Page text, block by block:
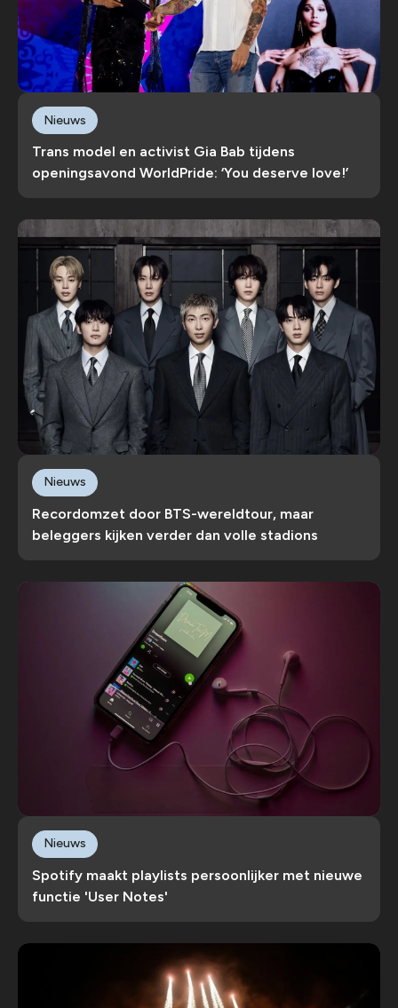
Trans model en activist Gia Bab tijdens
openingsavond WorldPride: ‘You deserve love!’
Nieuws
Recordomzet door BTS-wereldtour, maar
beleggers kijken verder dan volle stadions
Nieuws
Spotify maakt playlists persoonlijker met nieuwe
functie 'User Notes'
Nieuws